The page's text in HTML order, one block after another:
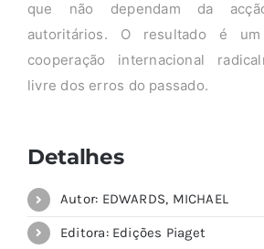
que não dependam da
autoritários. O resultado é
cooperação internacional
livre dos erros do passado.
Detalhes
Autor: EDWARDS, MICHAEL
Editora: Edições Piaget